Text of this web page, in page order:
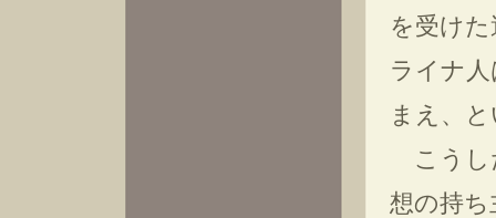
を受け
ライナ
まえ、
こうし
想の持